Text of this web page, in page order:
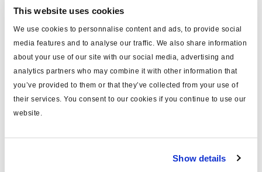
This website uses cookies
We use cookies to personnalise content and ads, to provide social
media features and to analyse our traffic. We also share information
about your use of our site with our social media, advertising and
analytics partners who may combine it with other information that
you’ve provided to them or that they’ve collected from your use of
their services. You consent to our cookies if you continue to use our
website.
Show details
presión reposo (bar) 2.7±0.3
manual wind off sin
dispositivo de bloqueo con
posición
Rosca vástago empuje sin (Ø40)